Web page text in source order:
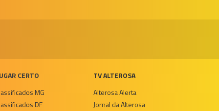
CERTO
MG
DF
TV ALTEROSA
Alterosa Alerta
Jornal da Alterosa